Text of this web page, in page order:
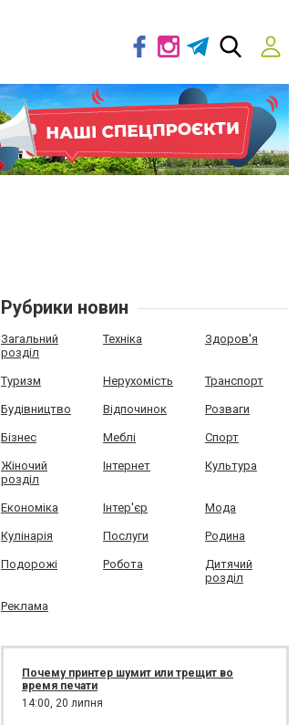
Рубрики новин
Загальний
розділ
Техніка Здоров'я
Туризм Нерухомість Транспорт
Будівництво Відпочинок Розваги
Бізнес Меблі Спорт
Жіночий
розділ
Інтернет Культура
Економіка Інтер'єр Мода
Кулінарія Послуги Родина
Подорожі Робота
Дитячий
розділ
Реклама
Почему принтер шумит или трещит во
время печати
14:00, 20 липня